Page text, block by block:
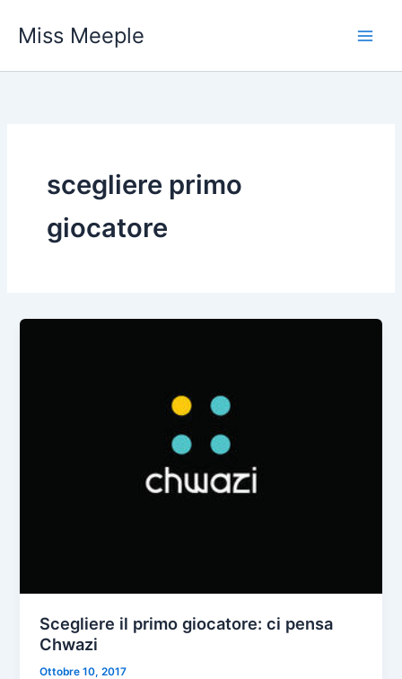
Miss Meeple
scegliere primo
giocatore
Scegliere il primo giocatore: ci pensa
Chwazi
Ottobre 10, 2017